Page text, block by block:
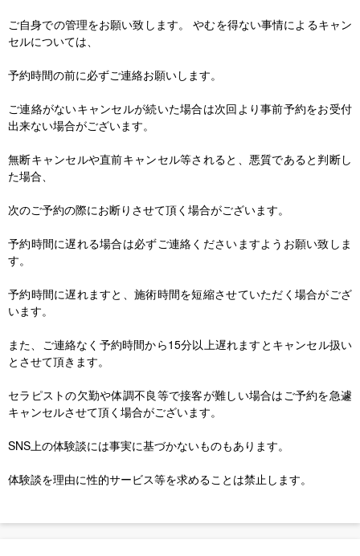
ご自身での管理をお願い致します。 やむを得ない事情によるキャン
セルについては、
予約時間の前に必ずご連絡お願いします。
ご連絡がないキャンセルが続いた場合は次回より事前予約をお受付
出来ない場合がございます。
無断キャンセルや直前キャンセル等されると、悪質であると判断し
た場合、
次のご予約の際にお断りさせて頂く場合がございます。
予約時間に遅れる場合は必ずご連絡くださいますようお願い致しま
す。
予約時間に遅れますと、施術時間を短縮させていただく場合がござ
います。
また、ご連絡なく予約時間から15分以上遅れますとキャンセル扱い
とさせて頂きます。
セラピストの欠勤や体調不良等で接客が難しい場合はご予約を急遽
キャンセルさせて頂く場合がございます。
SNS上の体験談には事実に基づかないものもあります。
体験談を理由に性的サービス等を求めることは禁止します。